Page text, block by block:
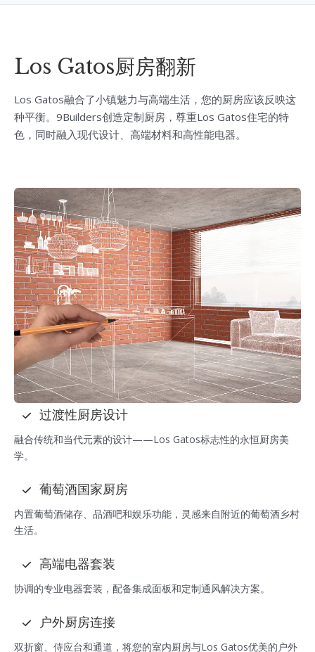
Los Gatos厨房翻新
Los Gatos融合了小镇魅力与高端生活，您的厨房应该反映这
种平衡。9Builders创造定制厨房，尊重Los Gatos住宅的特
色，同时融入现代设计、高端材料和高性能电器。
过渡性厨房设计
融合传统和当代元素的设计——Los Gatos标志性的永恒厨房美
学。
葡萄酒国家厨房
内置葡萄酒储存、品酒吧和娱乐功能，灵感来自附近的葡萄酒乡村
生活。
高端电器套装
协调的专业电器套装，配备集成面板和定制通风解决方案。
户外厨房连接
双折窗、侍应台和通道，将您的室内厨房与Los Gatos优美的户外